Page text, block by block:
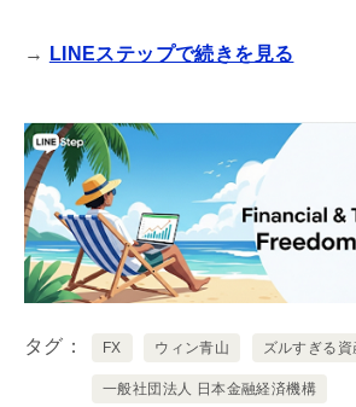
→ LINEステップで続きを見る
タグ FX ウィン青山 ズルすぎる
一般社団法人 日本金融経済機構